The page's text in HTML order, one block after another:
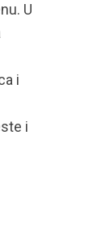
U
i
i